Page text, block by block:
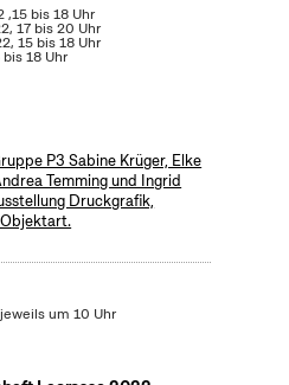
,15 bis 18 Uhr
17 bis 20 Uhr
15 bis 18 Uhr
18 Uhr
P3 Sabine Krüger, Elke
Temming und Ingrid
Druckgrafik,
um 10 Uhr